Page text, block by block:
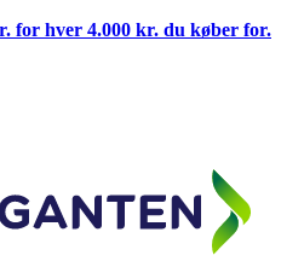
for hver 4.000 kr. du køber for.